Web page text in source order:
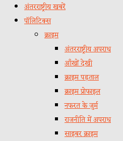
अंतरराष्ट्रीय खबरें
पॉलिटिक्स
क्राइम
अंतरराष्ट्रीय अपराध
आँखों देखी
क्राइम पड़ताल
क्राइम प्रोफाइल
नफरत के जुर्म
राजनीति में अपराध
साइबर क्राइम